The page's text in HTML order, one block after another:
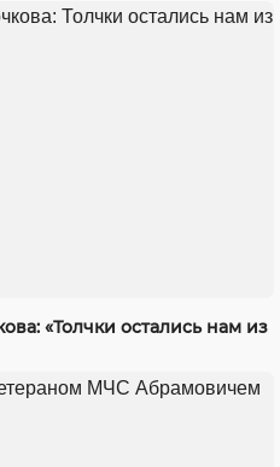
«Толчки остались нам из